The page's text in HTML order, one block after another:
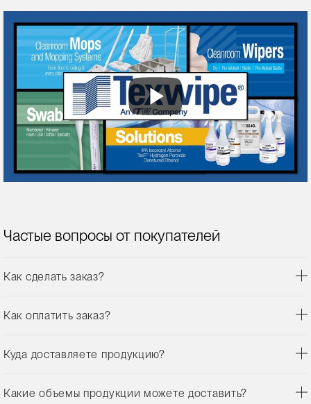
Частые вопросы от покупателей
Как сделать заказ?
Как оплатить заказ?
Куда доставляете продукцию?
Какие объемы продукции можете доставить?